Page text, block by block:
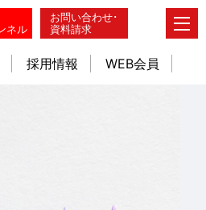
お問い合わせ･
資料請求
ネル
採用情報 WEB会員